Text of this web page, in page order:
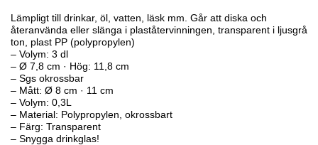
Lämpligt till drinkar, öl, vatten, läsk mm. Går att diska och
återanvända eller slänga i plaståtervinningen, transparent i ljusgrå
ton, plast PP (polypropylen)
– Volym: 3 dl
– Ø 7,8 cm · Hög: 11,8 cm
– Sgs okrossbar
– Mått: Ø 8 cm · 11 cm
– Volym: 0,3L
– Material: Polypropylen, okrossbart
– Färg: Transparent
– Snygga drinkglas!